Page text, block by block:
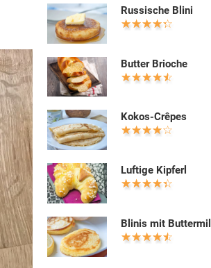
Russische Blini
Butter Brioche
Kokos-Crêpes
Luftige Kipferl
Blinis mit